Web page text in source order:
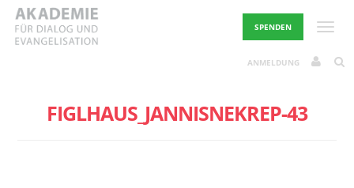
Skip
content
SPENDEN
ANMELDUNG
FIGLHAUS_JANNISNEKREP-43